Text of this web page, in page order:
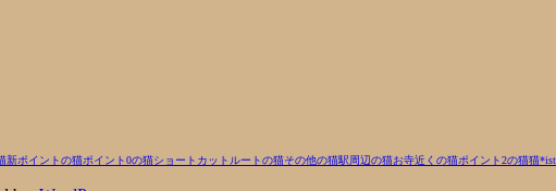
新ポイントの猫ポイント0の猫ショートカットルートの猫その他の猫駅周辺の猫お寺近くの猫ポイント2の猫猫